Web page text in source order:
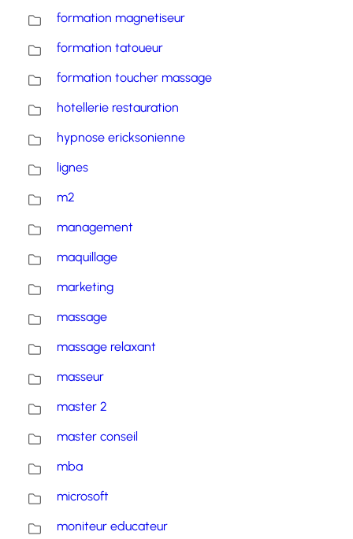
formation magnetiseur
formation tatoueur
formation toucher massage
hotellerie restauration
hypnose ericksonienne
lignes
m2
management
maquillage
marketing
massage
massage relaxant
masseur
master 2
master conseil
mba
microsoft
moniteur educateur